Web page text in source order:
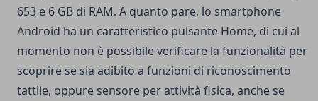
653 e 6 GB di RAM. A quanto pare, lo smartphone
Android ha un caratteristico pulsante Home, di cui al
momento non è possibile verificare la funzionalità per
scoprire se sia adibito a funzioni di riconoscimento
tattile, oppure sensore per attività fisica, anche se